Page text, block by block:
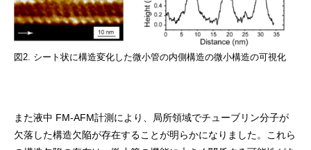
図2. シート状に構造変化した微小管の内側構造の微小構造の可視化
また液中 FM-AFM計測により、局所領域でチューブリン分子が
欠落した構造欠陥が存在することが明らかになりました。これら